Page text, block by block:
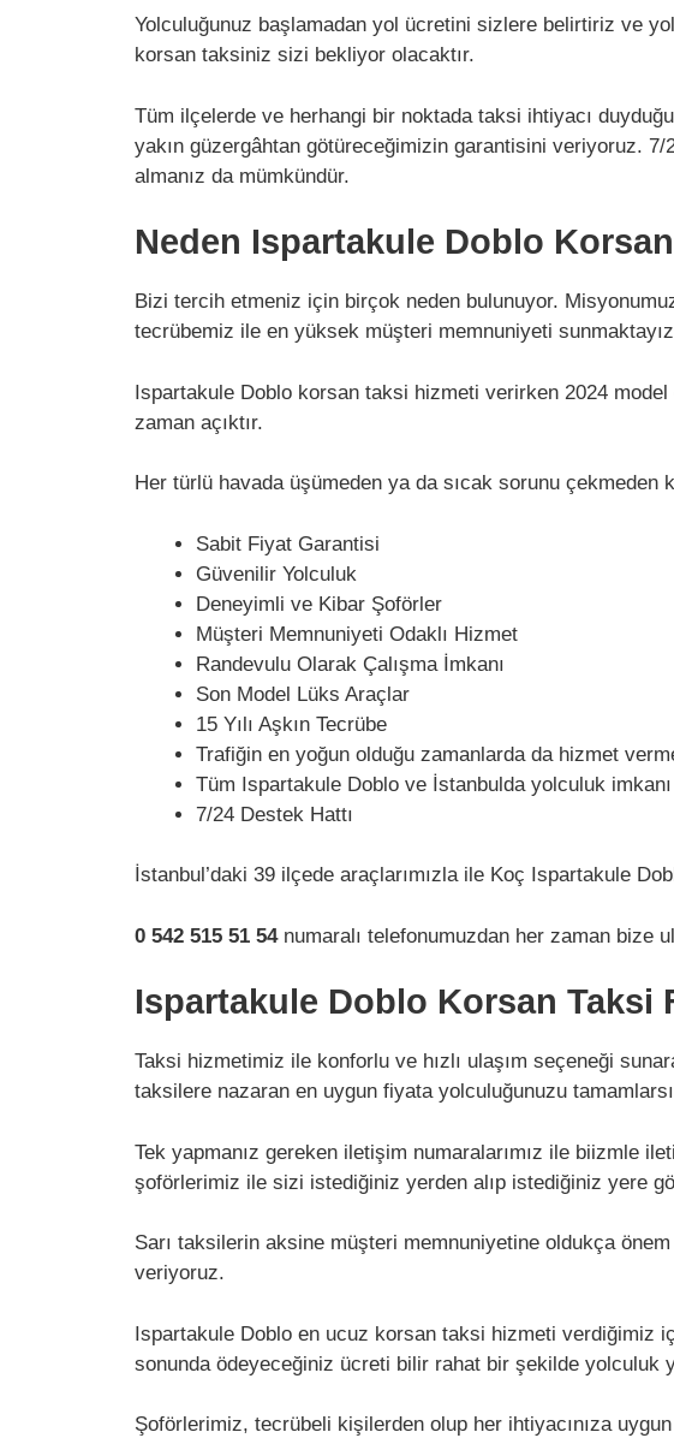
Yolculuğunuz başlamadan yol ücretini sizlere belirtiriz ve
korsan taksiniz sizi bekliyor olacaktır.
Tüm ilçelerde ve herhangi bir noktada taksi ihtiyacı
yakın güzergâhtan götüreceğimizin garantisini veriyoruz.
almanız da mümkündür.
Neden Ispartakule Doblo
Bizi tercih etmeniz için birçok neden bulunuyor.
tecrübemiz ile en yüksek müşteri memnuniyeti
Ispartakule Doblo korsan taksi hizmeti verirken 2024
zaman açıktır.
Her türlü havada üşümeden ya da sıcak sorunu çekmeden
Sabit Fiyat Garantisi
Güvenilir Yolculuk
Deneyimli ve Kibar Şoförler
Müşteri Memnuniyeti Odaklı Hizmet
Randevulu Olarak Çalışma İmkanı
Son Model Lüks Araçlar
15 Yılı Aşkın Tecrübe
Trafiğin en yoğun olduğu zamanlarda da hizmet
Tüm Ispartakule Doblo ve İstanbulda yolculuk imkanı
7/24 Destek Hattı
İstanbul’daki 39 ilçede araçlarımızla ile Koç Ispartakule
0 542 515 51 54numaralı telefonumuzdan her zaman bize
Ispartakule Doblo Korsan Taksi
Taksi hizmetimiz ile konforlu ve hızlı ulaşım seçeneği
taksilere nazaran en uygun fiyata yolculuğunuzu
Tek yapmanız gereken iletişim numaralarımız ile biizmle
şoförlerimiz ile sizi istediğiniz yerden alıp istediğiniz yere
Sarı taksilerin aksine müşteri memnuniyetine oldukça
veriyoruz.
Ispartakule Doblo en ucuz korsan taksi hizmeti verdiğimiz
sonunda ödeyeceğiniz ücreti bilir rahat bir şekilde yolculuk
Şoförlerimiz, tecrübeli kişilerden olup her ihtiyacınıza